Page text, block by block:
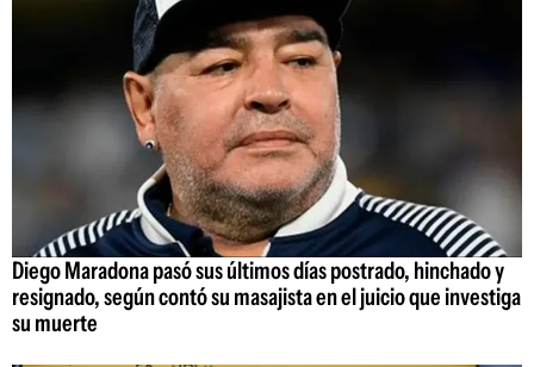
Diego Maradona pasó sus últimos días postrado, hinchado y
resignado, según contó su masajista en el juicio que investiga
su muerte